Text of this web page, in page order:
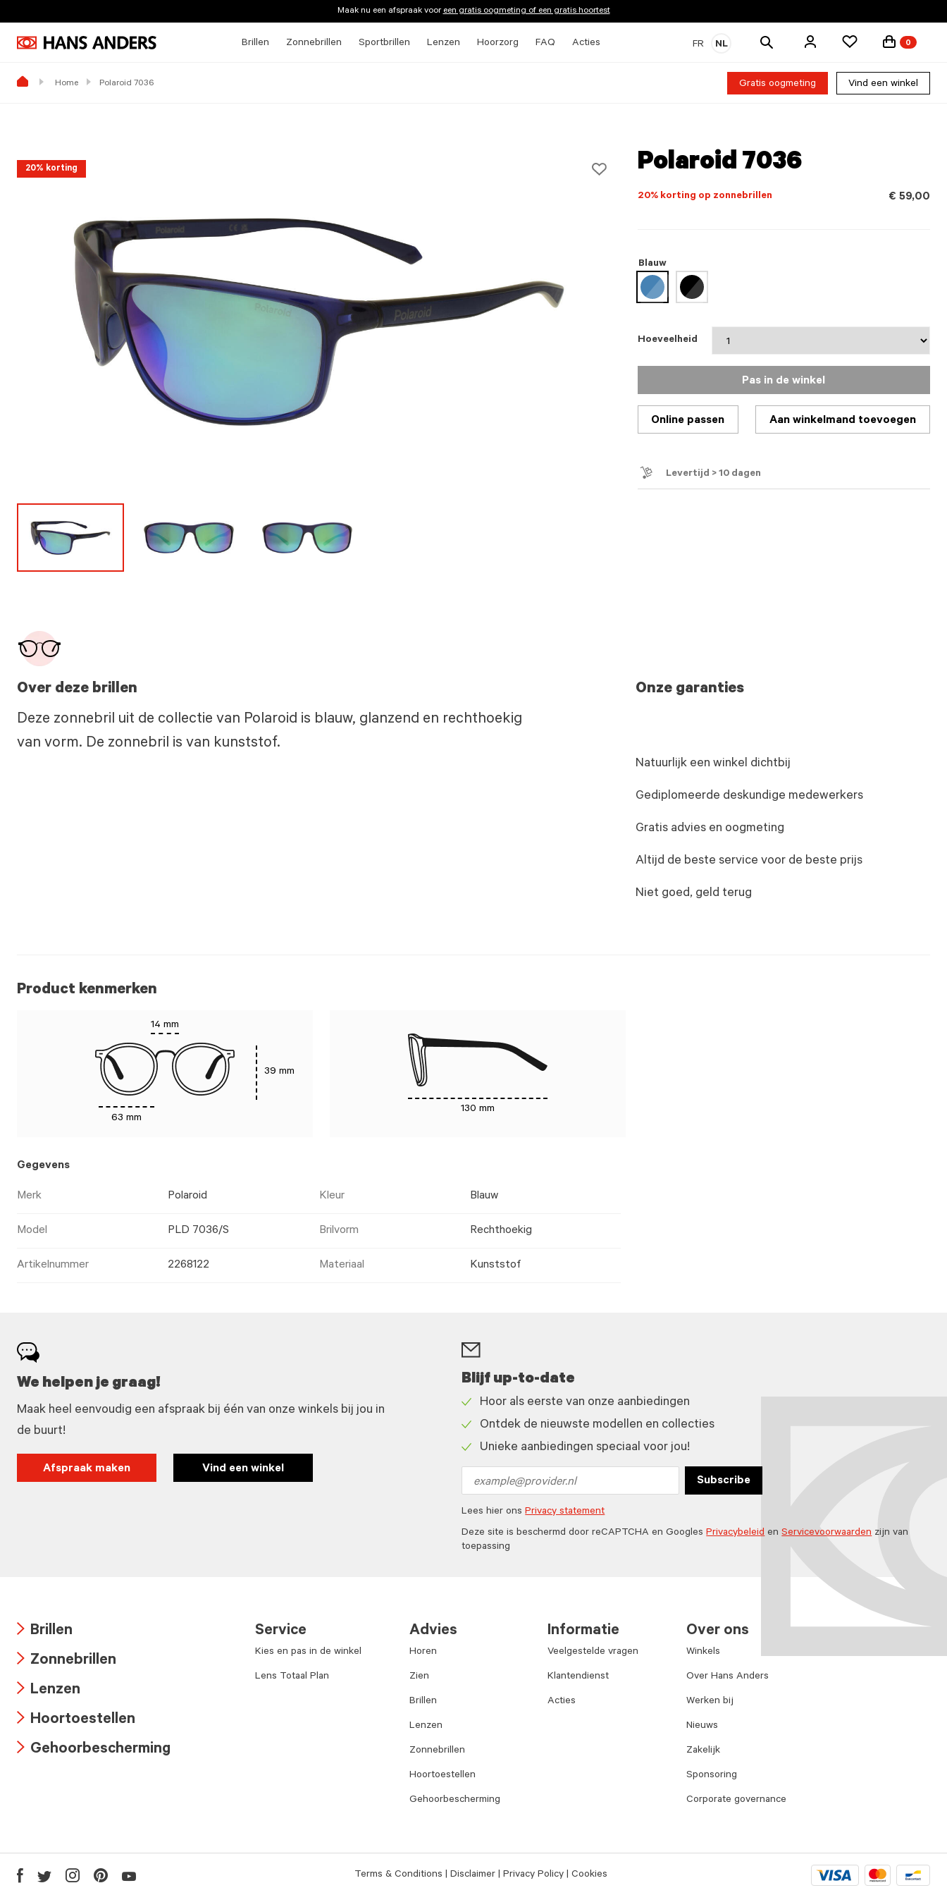
Maak nu een afspraak vooreen gratis oogmeting of een gratis hoortest
Brillen Zonnebrillen Sportbrillen Lenzen Hoorzorg FAQ Acties FR NL
Zoek
0
Home Polaroid 7036 Gratis oogmeting Vind een winkel
20% korting Polaroid 7036
20% korting op zonnebrillen € 59,00
Blauw
geselecteerd
Hoeveelheid
Pas in de winkel
Online passen Aan winkelmand toevoegen
Levertijd > 10 dagen
Over deze brillen
Deze zonnebril uit de collectie van Polaroid is blauw, glanzend en rechthoekig
van vorm. De zonnebril is van kunststof.
Onze garanties
Natuurlijk een winkel dichtbij
Gediplomeerde deskundige medewerkers
Gratis advies en oogmeting
Altijd de beste service voor de beste prijs
Niet goed, geld terug
Product kenmerken
14 mm
63 mm
39 mm
130 mm
Gegevens
Merk Polaroid Kleur Blauw
Model PLD 7036/S Brilvorm Rechthoekig
Artikelnummer 2268122 Materiaal Kunststof
We helpen je graag!
Maak heel eenvoudig een afspraak bij één van onze winkels bij jou in
de buurt!
Afspraak maken Vind een winkel
Blijf up-to-date
icon
Hoor als eerste van onze aanbiedingen
icon
Ontdek de nieuwste modellen en collecties
Unieke aanbiedingen speciaal voor jou!
address
Subscribe
Lees hier onsPrivacy statement
Deze site is beschermd door reCAPTCHA en GooglesPrivacybeleidenServicevoorwaardenzijn van
toepassing
icon
Brillen
icon
Zonnebrillen
icon
Lenzen
icon
Hoortoestellen
Gehoorbescherming
Service
Kies en pas in de winkel
Lens Totaal Plan
Advies
Horen
Zien
Brillen
Lenzen
Zonnebrillen
Hoortoestellen
Gehoorbescherming
Informatie
Veelgestelde vragen
Klantendienst
Acties
Over ons
Winkels
Over Hans Anders
Werken bij
Nieuws
Zakelijk
Sponsoring
Corporate governance
Terms & Conditions Disclaimer Privacy Policy Cookies
Visa
logo
Mastercard
logo
logo